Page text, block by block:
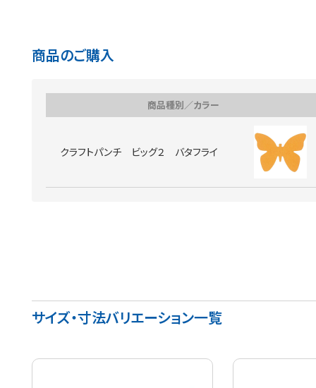
商品のご購入
商品種別／カラー
クラフトパンチ ビッグ２ バタフライ
サイズ・寸法バリエーション一覧